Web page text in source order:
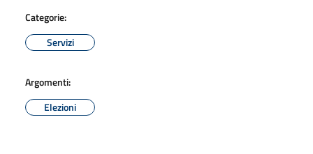
Categorie:
Servizi
Argomenti:
Elezioni